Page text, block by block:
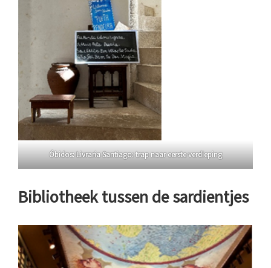
Óbidos: Livraria Santiago: trap naar eerste verdieping
Bibliotheek tussen de sardientjes